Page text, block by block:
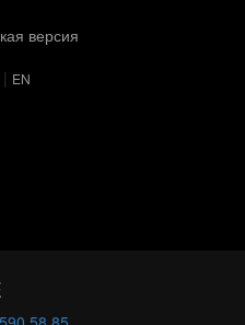
версия
| EN